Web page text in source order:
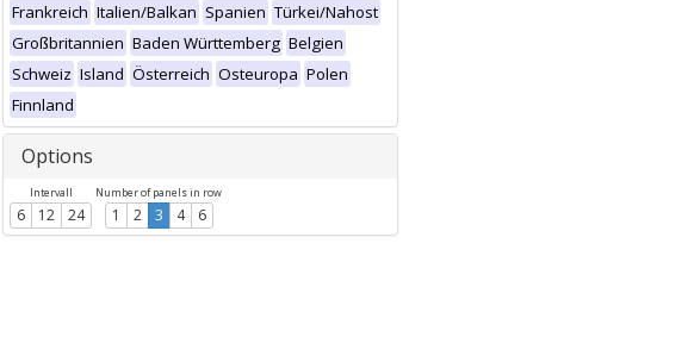
Frankreich Italien/Balkan Spanien Türkei/Nahost
Großbritannien Baden Württemberg Belgien
Schweiz Island Österreich Osteuropa Polen
Finnland
Options
Intervall
6 12 24
Number of panels in row
1 2 3 4 6